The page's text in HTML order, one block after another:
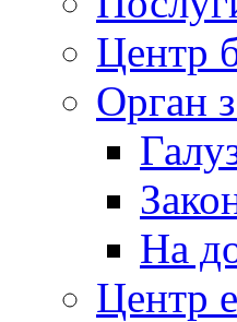
Центр
Орган
На
Центр